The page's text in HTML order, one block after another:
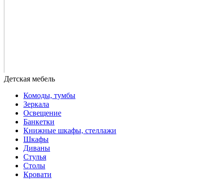
Комоды, тумбы
Зеркала
Освещение
Банкетки
Книжные шкафы, стеллажи
Шкафы
Диваны
Стулья
Столы
Кровати